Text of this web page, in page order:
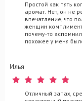
Простой как пять
аромат. Нет, он не
впечатление, что
женщин
почему-то
похожее у меня
Илья
Отличный запах,